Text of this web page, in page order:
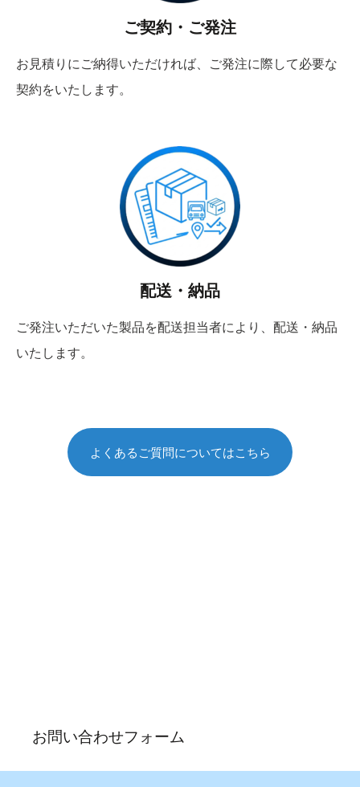
ご契約・ご発注
お見積りにご納得いただければ、ご発注に際して必要な
契約をいたします。
配送・納品
ご発注いただいた製品を配送担当者により、配送・納品
いたします。
よくあるご質問についてはこちら
お問い合わせフォーム